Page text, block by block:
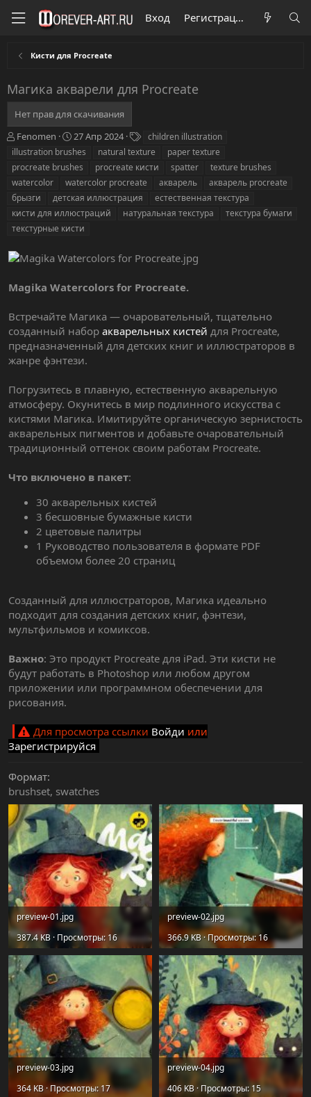
Вход Регистрация
Кисти для Procreate
Магика акварели для Procreate
Нет прав для скачивания
А
в
о
р
Fenomen
Д
а
а
с
о
з
и
27 Апр 2024
е
и
children illustration
illustration brushes
natural texture
paper texture
procreate brushes
procreate кисти spatter
texture brushes
watercolor
watercolor procreate акварель
акварель procreate
брызги
детская иллюстрация
естественная текстура
кисти для иллюстраций
натуральная текстура
текстура бумаги
текстурные кисти
Magika Watercolors for Procreate.
Встречайте Магика — очаровательный, тщательно
созданный набор акварельных кистей для Procreate,
предназначенный для детских книг и иллюстраторов в
жанре фэнтези.
Погрузитесь в плавную, естественную акварельную
атмосферу. Окунитесь в мир подлинного искусства с
кистями Магика. Имитируйте органическую зернистость
акварельных пигментов и добавьте очаровательный
традиционный оттенок своим работам Procreate.
Что включено в пакет:
30 акварельных кистей
3 бесшовные бумажные кисти
2 цветовые палитры
1 Руководство пользователя в формате PDF
объемом более 20 страниц
Созданный для иллюстраторов, Магика идеально
подходит для создания детских книг, фэнтези,
мультфильмов и комиксов.
Важно: Это продукт Procreate для iPad. Эти кисти не
будут работать в Photoshop или любом другом
приложении или программном обеспечении для
рисования.
Для просмотра ссылки Войди или
Зарегистрируйся
Формат
brushset swatches
preview-01.jpg
387.4 KB · Просмотры: 16
preview-02.jpg
366.9 KB · Просмотры: 16
preview-03.jpg
364 KB · Просмотры: 17
preview-04.jpg
406 KB · Просмотры: 15